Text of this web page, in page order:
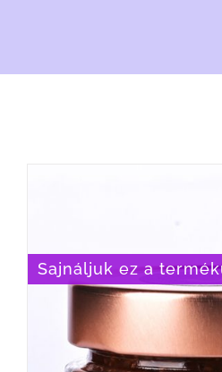
Sajnáljuk ez a